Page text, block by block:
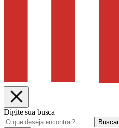
Digite sua busca
Buscar